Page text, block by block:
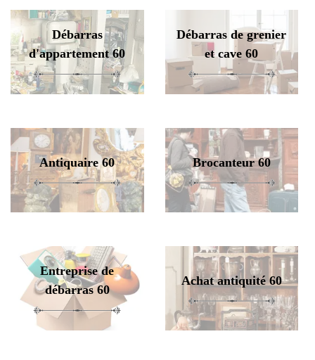
Débarras
d'appartement 60
Débarras de grenier
et cave 60
Antiquaire 60 Brocanteur 60
Entreprise de
débarras 60
Achat antiquité 60